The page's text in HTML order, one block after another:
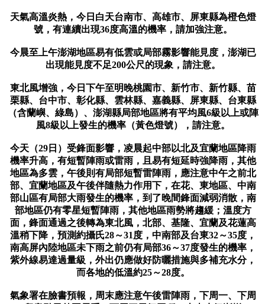
天氣高溫炎熱，今日白天台南市、高雄市、屏東縣為橙色燈
號，有連續出現36度高溫的機率，請加強注意。
今晨至上午澎湖地區易有低雲或局部霧影響能見度，澎湖已
出現能見度不足200公尺的現象，請注意。
東北風增強，今日下午至明晚桃園市、新竹市、新竹縣、苗
栗縣、台中市、彰化縣、雲林縣、嘉義縣、屏東縣、台東縣
（含蘭嶼、綠島）、澎湖縣局部地區將有平均風6級以上或陣
風8級以上發生的機率（黃色燈號），請注意。
今天（29日）受鋒面影響，凌晨起中部以北及宜蘭地區降雨
機率升高，有短暫陣雨或雷雨，且易有短延時強降雨，其他
地區為多雲，午後則有局部短暫雷陣雨，應注意中午之前北
部、宜蘭地區及午後伴隨熱力作用下，在花、東地區、中南
部山區有局部大雨發生的機率，到了晚間鋒面減弱消散，南
部地區仍有零星短暫陣雨，其他地區雨勢將趨緩；溫度方
面，鋒面通過之後轉為東北風，北部、基隆、宜蘭及花蓮高
溫稍下降，預測約攝氏28～31度，中南部及台東32～35度，
南高屏內陸地區未下雨之前仍有局部36～37度發生的機率，
紫外線易達過量級，外出仍應做好防曬措施與多補充水分，
而各地的低溫約25～28度。
氣象署在臉書預報，周末應注意午後雷陣雨，下周一、下周